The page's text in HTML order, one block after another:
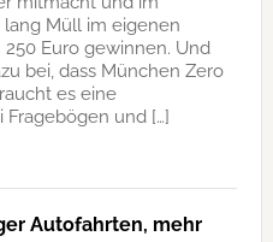
Müll im eigenen
Euro gewinnen. Und
bei, dass München Zero
es eine
und […]
Autofahrten, mehr